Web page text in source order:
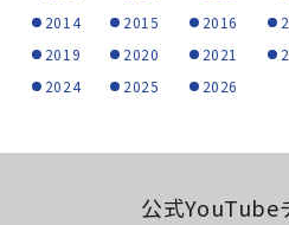
2014
2015 2016
2019
2020 2021
2024
2025 2026
公式YouTube